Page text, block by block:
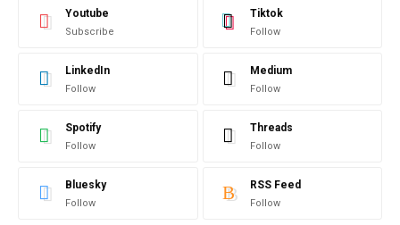
Youtube
Subscribe
Tiktok
Follow
LinkedIn
Follow
Medium
Follow
Spotify
Follow
Threads
Follow
Bluesky
Follow
RSS Feed
Follow